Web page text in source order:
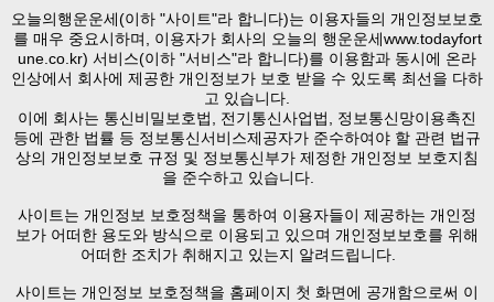
오늘의행운운세(이하 "사이트"라 합니다)는 이용자들의 개인정보보호
를 매우 중요시하며, 이용자가 회사의 오늘의 행운운세www.todayfort
une.co.kr) 서비스(이하 "서비스"라 합니다)를 이용함과 동시에 온라
인상에서 회사에 제공한 개인정보가 보호 받을 수 있도록 최선을 다하
고 있습니다.
이에 회사는 통신비밀보호법, 전기통신사업법, 정보통신망이용촉진
등에 관한 법률 등 정보통신서비스제공자가 준수하여야 할 관련 법규
상의 개인정보보호 규정 및 정보통신부가 제정한 개인정보 보호지침
을 준수하고 있습니다.
사이트는 개인정보 보호정책을 통하여 이용자들이 제공하는 개인정
보가 어떠한 용도와 방식으로 이용되고 있으며 개인정보보호를 위해
어떠한 조치가 취해지고 있는지 알려드립니다.
사이트는 개인정보 보호정책을 홈페이지 첫 화면에 공개함으로써 이